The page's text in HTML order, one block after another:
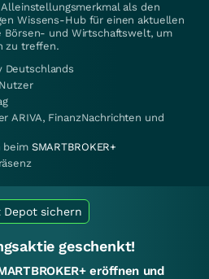
als den
Wissens-Hub für einen aktuellen
Börsen- und Wirtschaftswelt, um
zu treffen.
Deutschlands
ARIVA, FinanzNachrichten und
beim SMARTBROKER+
Depot sichern
geschenkt!
eröffnen und